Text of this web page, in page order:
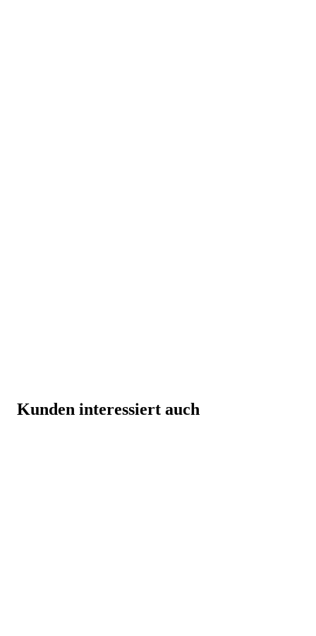
Kunden interessiert auch